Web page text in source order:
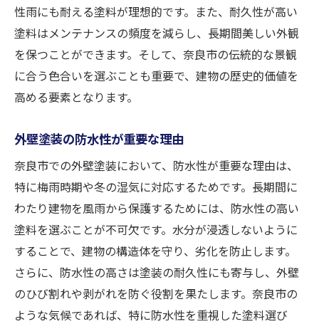
性雨にも耐える塗料が理想的です。また、耐久性が高い
塗料はメンテナンスの頻度を減らし、長期間美しい外観
を保つことができます。そして、奈良市の伝統的な景観
に合う色合いを選ぶことも重要で、建物の歴史的価値を
高める要素となります。
外壁塗装の防水性が重要な理由
奈良市での外壁塗装において、防水性が重要な理由は、
特に梅雨時期や冬の湿気に対応するためです。長期間に
わたり建物を風雨から保護するためには、防水性の高い
塗料を選ぶことが不可欠です。水分が浸透しないように
することで、建物の構造体を守り、劣化を防止します。
さらに、防水性の高さは塗装の耐久性にも寄与し、外壁
のひび割れや剥がれを防ぐ役割を果たします。奈良市の
ような気候であれば、特に防水性を重視した塗料選び